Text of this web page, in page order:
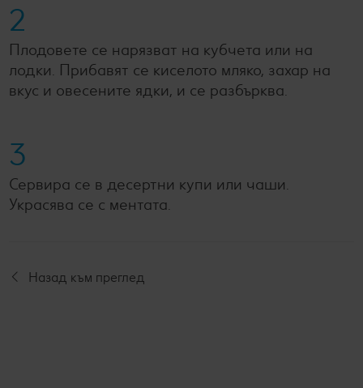
2
Плодовете се нарязват на кубчета или на
лодки. Прибавят се киселото мляко, захар на
вкус и овесените ядки, и се разбърква.
3
Сервира се в десертни купи или чаши.
Украсява се с ментата.
Назад към преглед